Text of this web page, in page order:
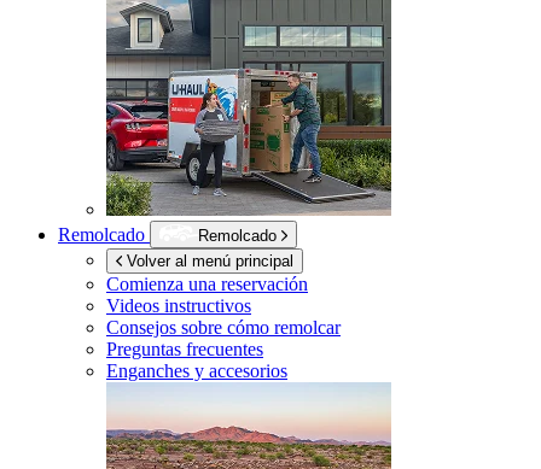
Remolcado
Remolcado
Volver al menú principal
Comienza una reservación
Videos instructivos
Consejos sobre cómo remolcar
Preguntas frecuentes
Enganches y accesorios